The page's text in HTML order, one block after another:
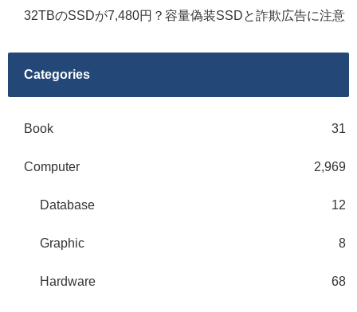
32TBのSSDが7,480円？容量偽装SSDと詐欺広告に注意
Categories
Book 31
Computer 2,969
Database 12
Graphic 8
Hardware 68